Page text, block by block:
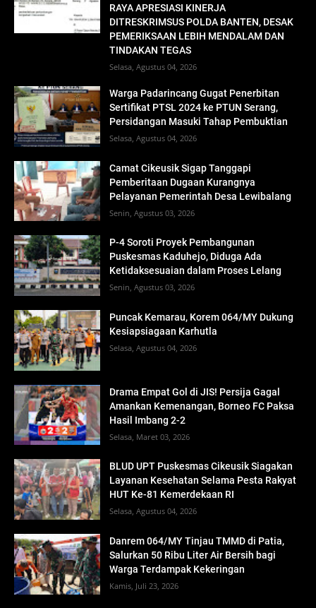
RAYA APRESIASI KINERJA
DITRESKRIMSUS POLDA BANTEN, DESAK
PEMERIKSAAN LEBIH MENDALAM DAN
TINDAKAN TEGAS
Selasa, Agustus 04, 2026
Warga Padarincang Gugat Penerbitan
Sertifikat PTSL 2024 ke PTUN Serang,
Persidangan Masuki Tahap Pembuktian
Selasa, Agustus 04, 2026
Camat Cikeusik Sigap Tanggapi
Pemberitaan Dugaan Kurangnya
Pelayanan Pemerintah Desa Lewibalang
Senin, Agustus 03, 2026
P-4 Soroti Proyek Pembangunan
Puskesmas Kaduhejo, Diduga Ada
Ketidaksesuaian dalam Proses Lelang
Senin, Agustus 03, 2026
Puncak Kemarau, Korem 064/MY Dukung
Kesiapsiagaan Karhutla
Selasa, Agustus 04, 2026
Drama Empat Gol di JIS! Persija Gagal
Amankan Kemenangan, Borneo FC Paksa
Hasil Imbang 2-2
Selasa, Maret 03, 2026
BLUD UPT Puskesmas Cikeusik Siagakan
Layanan Kesehatan Selama Pesta Rakyat
HUT Ke-81 Kemerdekaan RI
Selasa, Agustus 04, 2026
Danrem 064/MY Tinjau TMMD di Patia,
Salurkan 50 Ribu Liter Air Bersih bagi
Warga Terdampak Kekeringan
Kamis, Juli 23, 2026